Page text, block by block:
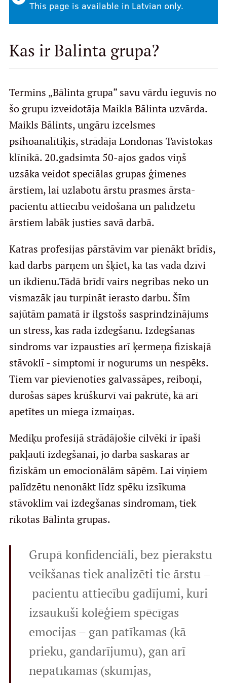
Prices
Contacts
This page is available in Latvian only.
Kas ir Bālinta grupa?
Termins „Bālinta grupa” savu vārdu ieguvis no
šo grupu izveidotāja Maikla Bālinta uzvārda.
Maikls Bālints, ungāru izcelsmes
psihoanalītiķis, strādāja Londonas Tavistokas
klīnikā. 20.gadsimta 50-ajos gados viņš
uzsāka veidot speciālas grupas ģimenes
ārstiem, lai uzlabotu ārstu prasmes ārsta-
pacientu attiecību veidošanā un palīdzētu
ārstiem labāk justies savā darbā.
Katras profesijas pārstāvim var pienākt brīdis,
kad darbs pārņem un šķiet, ka tas vada dzīvi
un ikdienu.Tādā brīdī vairs negribas neko un
vismazāk jau turpināt ierasto darbu. Šīm
sajūtām pamatā ir ilgstošs sasprindzinājums
un stress, kas rada izdegšanu. Izdegšanas
sindroms var izpausties arī ķermeņa fiziskajā
stāvoklī - simptomi ir nogurums un nespēks.
Tiem var pievienoties galvassāpes, reiboņi,
durošas sāpes krūškurvī vai pakrūtē, kā arī
apetītes un miega izmaiņas.
Mediķu profesijā strādājošie cilvēki ir īpaši
pakļauti izdegšanai, jo darbā saskaras ar
fiziskām un emocionālām sāpēm.Lai viņiem
palīdzētu nenonākt līdz spēku izsīkuma
stāvoklim vai izdegšanas sindromam, tiek
rīkotas Bālinta grupas.
Grupā konfidenciāli, bez pierakstu
veikšanas tiek analizēti tie ārstu –
pacientu attiecību gadījumi, kuri
izsaukuši kolēģiem spēcīgas
emocijas – gan patīkamas (kā
prieku, gandarījumu), gan arī
nepatīkamas (skumjas,